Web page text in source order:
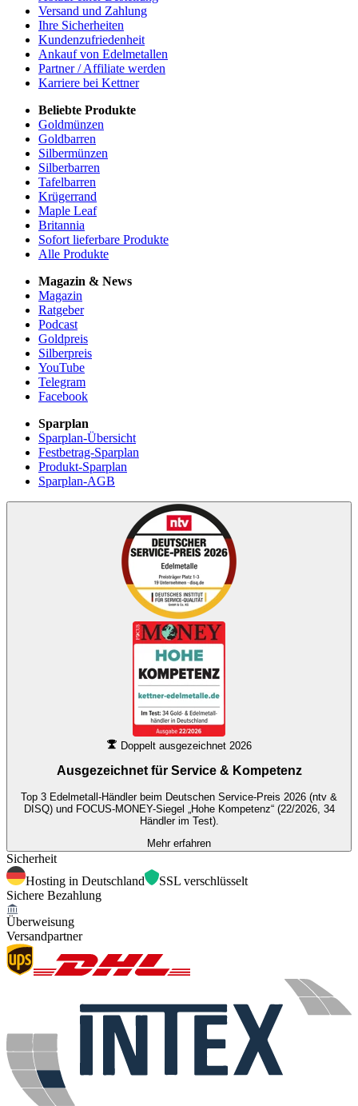
Versand und Zahlung
Ihre Sicherheiten
Kundenzufriedenheit
Ankauf von Edelmetallen
Partner / Affiliate werden
Karriere bei Kettner
Beliebte Produkte
Goldmünzen
Goldbarren
Silbermünzen
Silberbarren
Tafelbarren
Krügerrand
Maple Leaf
Britannia
Sofort lieferbare Produkte
Alle Produkte
Magazin & News
Magazin
Ratgeber
Podcast
Goldpreis
Silberpreis
YouTube
Telegram
Facebook
Sparplan
Sparplan-Übersicht
Festbetrag-Sparplan
Produkt-Sparplan
Sparplan-AGB
Doppelt ausgezeichnet 2026
Ausgezeichnet für Service & Kompetenz
Top 3 Edelmetall-Händler beim Deutschen Service-Preis 2026 (ntv &
DISQ) und FOCUS-MONEY-Siegel „Hohe Kompetenz“ (22/2026, 34
Händler im Test).
Mehr erfahren
Sicherheit
Hosting in Deutschland
SSL verschlüsselt
Sichere Bezahlung
Überweisung
Versandpartner